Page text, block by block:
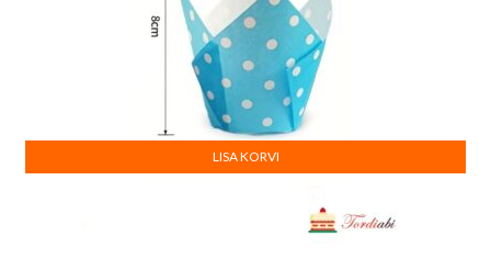
LISA KORVI